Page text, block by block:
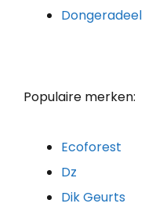
Dongeradeel
Populaire merken:
Ecoforest
Dz
Dik Geurts